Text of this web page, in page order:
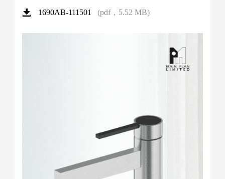
1690AB-111501 (pdf，5.52 MB)